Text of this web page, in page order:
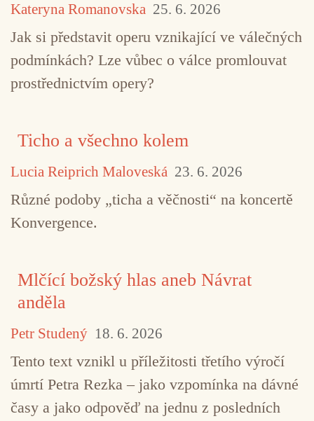
TAGY
Martin Flašar Pierre Boulez
Kateryna Romanovska 25. 6. 2026
Jak si představit operu vznikající ve válečných
podmínkách? Lze vůbec o válce promlouvat
prostřednictvím opery?
Ticho a všechno kolem
Lucia Reiprich Maloveská 23. 6. 2026
Různé podoby „ticha a věčnosti“ na koncertě
Konvergence.
Mlčící božský hlas aneb Návrat
anděla
Petr Studený 18. 6. 2026
Tento text vznikl u příležitosti třetího výročí
úmrtí Petra Rezka – jako vzpomínka na dávné
časy a jako odpověď na jednu z posledních